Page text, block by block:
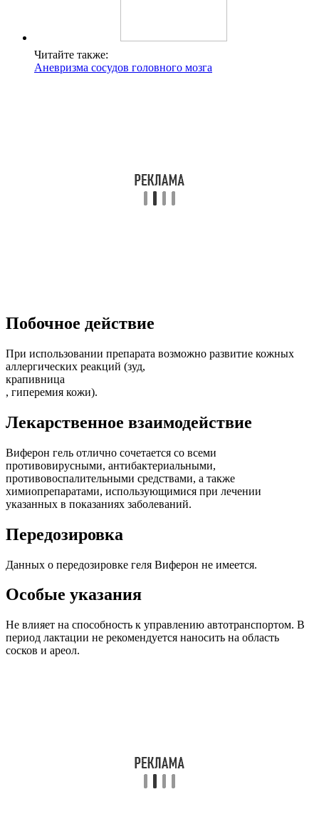
Читайте также:
Аневризма сосудов головного мозга
Побочное действие
При использовании препарата возможно развитие кожных
аллергических реакций (зуд,
крапивница
, гиперемия кожи).
Лекарственное взаимодействие
Виферон гель отлично сочетается со всеми
противовирусными, антибактериальными,
противовоспалительными средствами, а также
химиопрепаратами, использующимися при лечении
указанных в показаниях заболеваний.
Передозировка
Данных о передозировке геля Виферон не имеется.
Особые указания
Не влияет на способность к управлению автотранспортом. В
период лактации не рекомендуется наносить на область
сосков и ареол.